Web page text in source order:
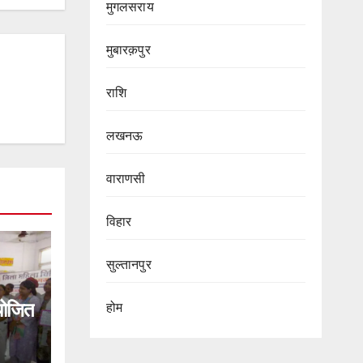
मुगलसराय
मुबारक़पुर
राशि
लखनऊ
वाराणसी
विहार
सुल्तानपुर
होम